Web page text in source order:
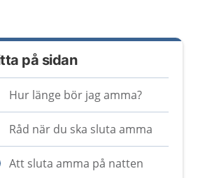
på sidan
Hur länge bör jag amma?
Råd när du ska sluta amma
Att sluta amma på natten